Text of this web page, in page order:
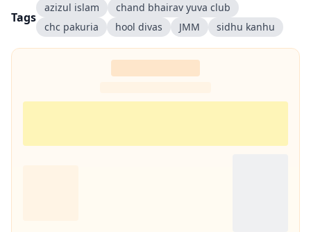
Tags
azizul islam
chand bhairav yuva club
chc pakuria
hool divas JMM sidhu kanhu